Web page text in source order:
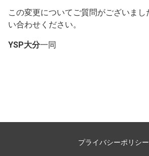
この変更についてご質問がございま
い合わせください。
YSP大分一同
プライバシーポリシー